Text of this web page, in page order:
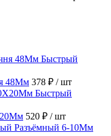
Быстрый
48Мм 378 ₽ / шт
Быстрый
520 ₽ / шт